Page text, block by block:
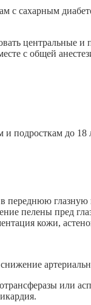
с сахарным
центральные
с общей
подросткам до 18
пелены пред
кожи,
или